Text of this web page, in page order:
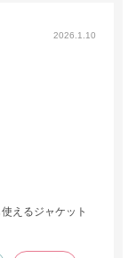
2026.1.10
えるジャケット